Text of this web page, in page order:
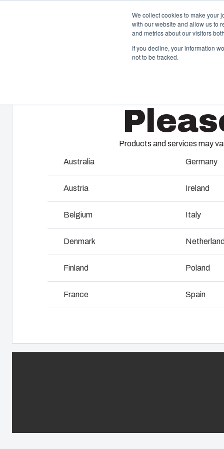
We collect cookies to make your
with our website and allow us to
and metrics about our visitors
If you decline, your information
not to be tracked.
Gehäuse
Unser Sortiment an Gehäusen und Schaltschränken
bietet die passende Lösung für jede Umgebung.
Produkt­suche
Individuelle Gehäuselösungen
Warum Fibox Polycarbonat für
Industriegehäuse verwendet
Products and services may
Australia
Austria
Belgium
Denmark
Finland
France
Germany
Ireland
Italy
Poland
Spain